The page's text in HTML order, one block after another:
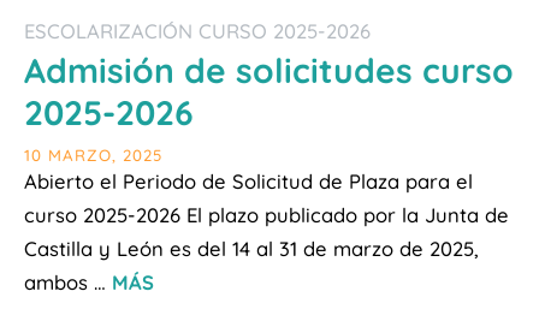
ESCOLARIZACIÓN CURSO 2025-2026
Admisión de solicitudes curso
2025-2026
10 MARZO, 2025
Abierto el Periodo de Solicitud de Plaza para el
curso 2025-2026 El plazo publicado por la Junta de
Castilla y León es del 14 al 31 de marzo de 2025,
ambos … MÁS